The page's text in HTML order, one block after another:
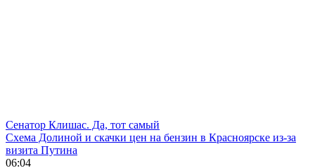
Сенатор Клишас. Да, тот самый
Схема Долиной и скачки цен на бензин в Красноярске из-за
визита Путина
06:04